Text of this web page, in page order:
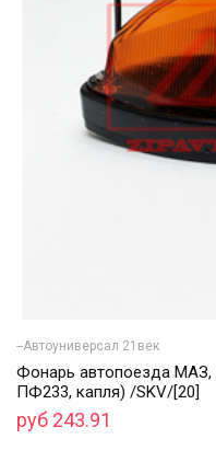
--Автоуниверсал 21век
Фонарь автопоезда МАЗ,
ПФ233, капля) /SKV/[20]
руб 243.91